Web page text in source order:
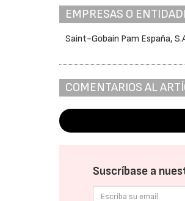
EMPRESAS O
Saint-Gobain Pam España,
COMENTARIOS AL
Suscríbase a